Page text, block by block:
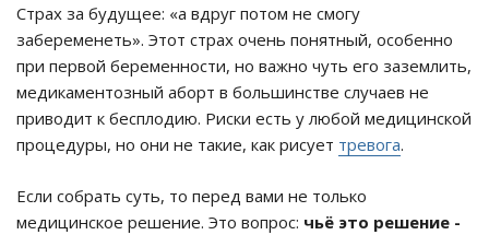
Страх за будущее: «а вдруг потом не смогу
забеременеть». Этот страх очень понятный, особенно
при первой беременности, но важно чуть его заземлить,
медикаментозный аборт в большинстве случаев не
приводит к бесплодию. Риски есть у любой медицинской
процедуры, но они не такие, как рисует тревога.
Если собрать суть, то перед вами не только
медицинское решение. Это вопрос: чьё это решение -